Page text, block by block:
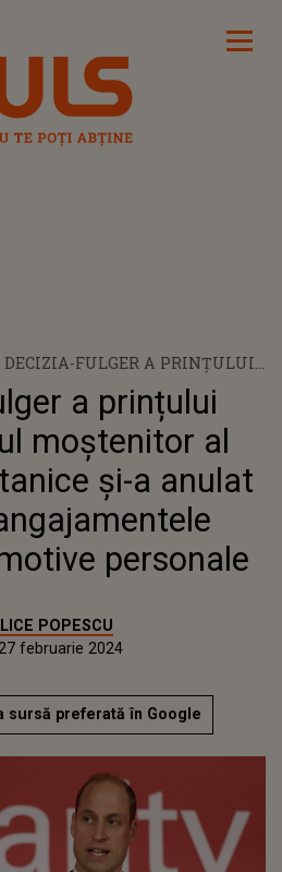
DECIZIA-FULGER A PRINȚULUI
WILLIAM. FIUL MOȘTENITOR
AL COROANEI BRITANICE ȘI-A
ANULAT UNUL DIN
ANGAJAMENTELE OFICIALE
DIN MOTIVE PERSONALE
a prințului
moștenitor al
și-a anulat
personale
POPESCU
februarie 2024
sursă preferată în Google